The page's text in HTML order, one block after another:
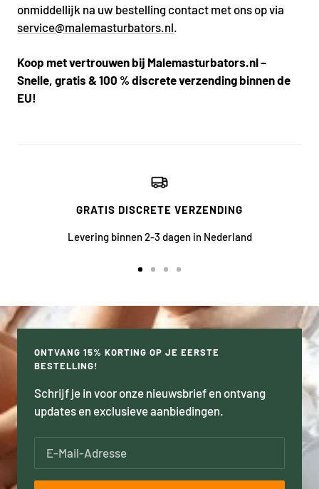
onmiddellijk na uw bestelling contact met ons op via
service@malemasturbators.nl.
Koop met vertrouwen bij Malemasturbators.nl –
Snelle, gratis & 100 % discrete verzending binnen de
EU!
GRATIS DISCRETE VERZENDING
Levering binnen 2-3 dagen in Nederland
1
dia
2
dia
3
dia
4
ONTVANG 15% KORTING OP JE EERSTE
BESTELLING!
Schrijf je in voor onze nieuwsbrief en ontvang
updates en exclusieve aanbiedingen.
E-Mail-Adresse